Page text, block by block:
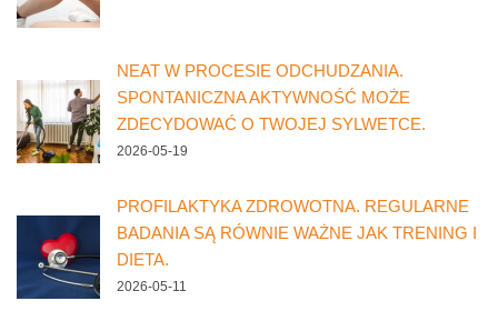
NEAT W PROCESIE ODCHUDZANIA.
SPONTANICZNA AKTYWNOŚĆ MOŻE
ZDECYDOWAĆ O TWOJEJ SYLWETCE.
2026-05-19
PROFILAKTYKA ZDROWOTNA. REGULARNE
BADANIA SĄ RÓWNIE WAŻNE JAK TRENING I
DIETA.
2026-05-11